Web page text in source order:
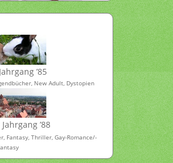
’85
New Adult, Dystopien
’88
Fantasy, Thriller, Gay-Romance/-